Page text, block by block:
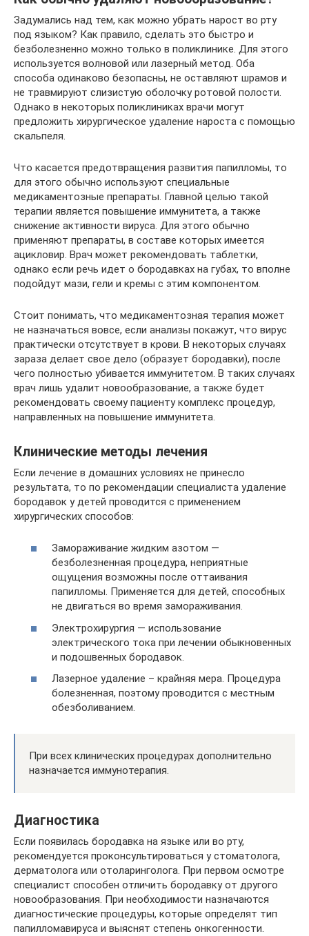
Задумались над тем, как можно убрать нарост во рту
под языком? Как правило, сделать это быстро и
безболезненно можно только в поликлинике. Для этого
используется волновой или лазерный метод. Оба
способа одинаково безопасны, не оставляют шрамов и
не травмируют слизистую оболочку ротовой полости.
Однако в некоторых поликлиниках врачи могут
предложить хирургическое удаление нароста с помощью
скальпеля.
Что касается предотвращения развития папилломы, то
для этого обычно используют специальные
медикаментозные препараты. Главной целью такой
терапии является повышение иммунитета, а также
снижение активности вируса. Для этого обычно
применяют препараты, в составе которых имеется
ацикловир. Врач может рекомендовать таблетки,
однако если речь идет о бородавках на губах, то вполне
подойдут мази, гели и кремы с этим компонентом.
Стоит понимать, что медикаментозная терапия может
не назначаться вовсе, если анализы покажут, что вирус
практически отсутствует в крови. В некоторых случаях
зараза делает свое дело (образует бородавки), после
чего полностью убивается иммунитетом. В таких случаях
врач лишь удалит новообразование, а также будет
рекомендовать своему пациенту комплекс процедур,
направленных на повышение иммунитета.
Клинические методы лечения
Если лечение в домашних условиях не принесло
результата, то по рекомендации специалиста удаление
бородавок у детей проводится с применением
хирургических способов:
Замораживание жидким азотом —
безболезненная процедура, неприятные
ощущения возможны после оттаивания
папилломы. Применяется для детей, способных
не двигаться во время замораживания.
Электрохирургия — использование
электрического тока при лечении обыкновенных
и подошвенных бородавок.
Лазерное удаление – крайняя мера. Процедура
болезненная, поэтому проводится с местным
обезболиванием.
При всех клинических процедурах дополнительно
назначается иммунотерапия.
Диагностика
Если появилась бородавка на языке или во рту,
рекомендуется проконсультироваться у стоматолога,
дерматолога или отоларинголога. При первом осмотре
специалист способен отличить бородавку от другого
новообразования. При необходимости назначаются
диагностические процедуры, которые определят тип
папилломавируса и выяснят степень онкогенности.